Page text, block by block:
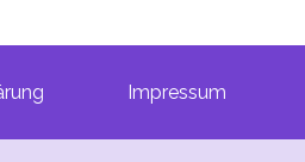
Impressum